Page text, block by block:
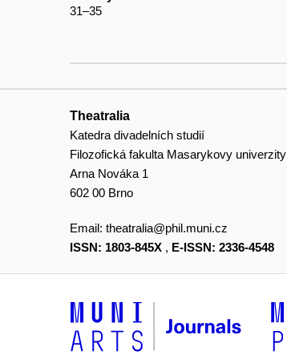
31–35
Theatralia
Katedra divadelních studií
Filozofická fakulta Masarykovy univerzity
Arna Nováka 1
602 00 Brno
Email: theatralia@phil.muni.cz
ISSN: 1803-845X , E-ISSN: 2336-4548